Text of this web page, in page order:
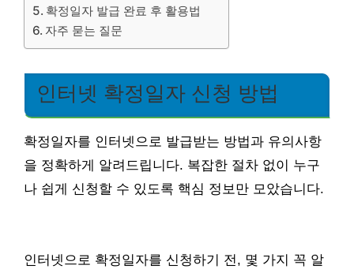
확정일자 발급 완료 후 활용법
자주 묻는 질문
인터넷 확정일자 신청 방법
확정일자를 인터넷으로 발급받는 방법과 유의사항
을 정확하게 알려드립니다. 복잡한 절차 없이 누구
나 쉽게 신청할 수 있도록 핵심 정보만 모았습니다.
인터넷으로 확정일자를 신청하기 전, 몇 가지 꼭 알